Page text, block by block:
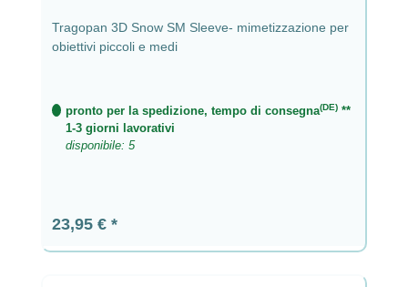
Tragopan 3D Snow SM Sleeve- mimetizzazione per
obiettivi piccoli e medi
pronto per la spedizione, tempo di consegna(DE) **
1-3 giorni lavorativi
disponibile: 5
Prezzo normale:
23,95 €